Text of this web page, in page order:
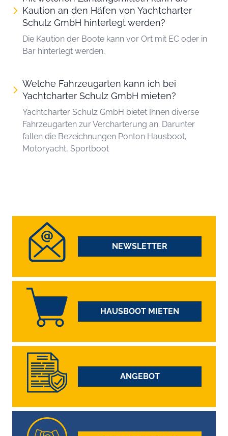
Kaution an den Häfen von Yachtcharter
Schulz GmbH hinterlegt werden?
Die Kaution der Boote kann vor Ort mit EC oder in
Bar hinterlegt werden.
Welche Fahrzeugarten kann ich bei
Yachtcharter Schulz GmbH mieten?
Yachtcharter Schulz GmbH bietet Ihnen diverse
Fahrzeugarten zur Vercharterung an. Darunter
fallen die Bezeichnungen Ponton Hausboot,
Motoryacht, Sportboot
NEWSLETTER
HAUSBOOT MIETEN
ANGEBOT